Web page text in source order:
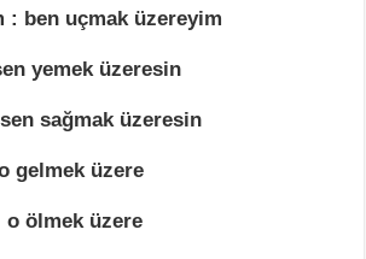
ben uçmak üzereyim
yemek üzeresin
sağmak üzeresin
gelmek üzere
ölmek üzere